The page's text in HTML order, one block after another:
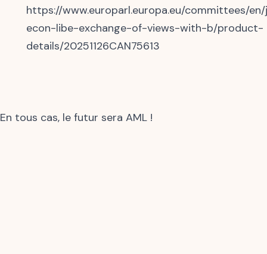
https://www.europarl.europa.eu/committees/
econ-libe-exchange-of-views-with-b/product-
details/20251126CAN75613
En tous cas, le futur sera AML !